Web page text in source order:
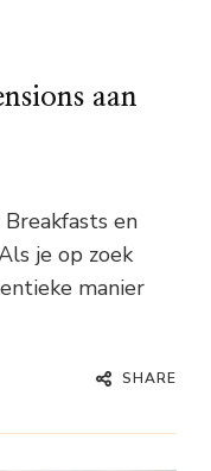
aan
en
je op zoek
manier
SHARE